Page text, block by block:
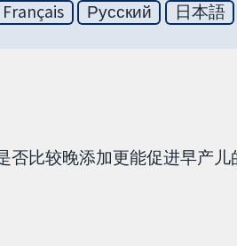
Français Русский 日本語
否比较晚添加更能促进早产儿